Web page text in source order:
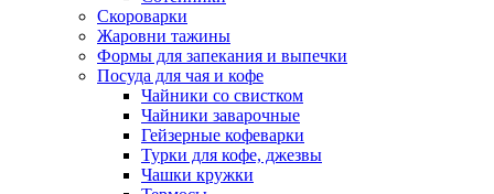
Скороварки
Жаровни тажины
Формы для запекания и выпечки
Посуда для чая и кофе
Чайники со свистком
Чайники заварочные
Гейзерные кофеварки
Турки для кофе, джезвы
Чашки кружки